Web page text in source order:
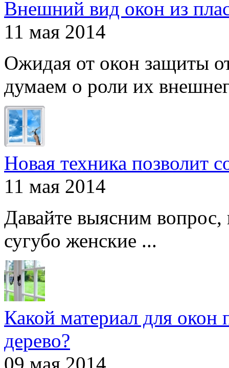
Внешний вид окон из
11 мая 2014
Ожидая от окон защиты
думаем о роли их
Новая техника позволит
11 мая 2014
Давайте выясним
сугубо женские ...
Какой материал для окон
дерево?
09 мая 2014